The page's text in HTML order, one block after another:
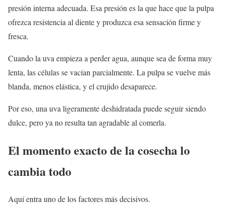
presión interna adecuada. Esa presión es la que hace que la pulpa
ofrezca resistencia al diente y produzca esa sensación firme y
fresca.
Cuando la uva empieza a perder agua, aunque sea de forma muy
lenta, las células se vacían parcialmente. La pulpa se vuelve más
blanda, menos elástica, y el crujido desaparece.
Por eso, una uva ligeramente deshidratada puede seguir siendo
dulce, pero ya no resulta tan agradable al comerla.
El momento exacto de la cosecha lo
cambia todo
Aquí entra uno de los factores más decisivos.